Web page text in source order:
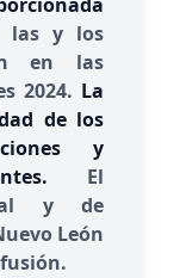
las y los
en las
2024. La
de los
y
El
y de
León